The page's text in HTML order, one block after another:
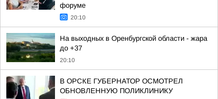
форуме
20:10
На выходных в Оренбургской области - жара
до +37
20:10
В ОРСКЕ ГУБЕРНАТОР ОСМОТРЕЛ
ОБНОВЛЕННУЮ ПОЛИКЛИНИКУ